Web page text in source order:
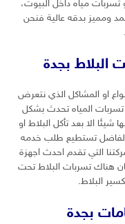
مياه داخل البيوت،
ومميز بدقه عالية فنحن
البلاط بجدة
او المشاكل الذي نتعرض
تسربات المياه تحدث بشكل
الا بعد تأكل البلاط او
الفاضل تستطيع طلب خدمه
التي تقدم احدث اجهزة
هناك تسربات البلاط تحت
البلاط.
بجدة